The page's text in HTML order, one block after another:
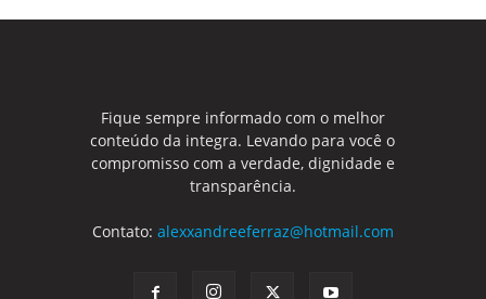
Fique sempre informado com o melhor
conteúdo da integra. Levando para você o
compromisso com a verdade, dignidade e
transparência.
Contato: alexxandreeferraz@hotmail.com